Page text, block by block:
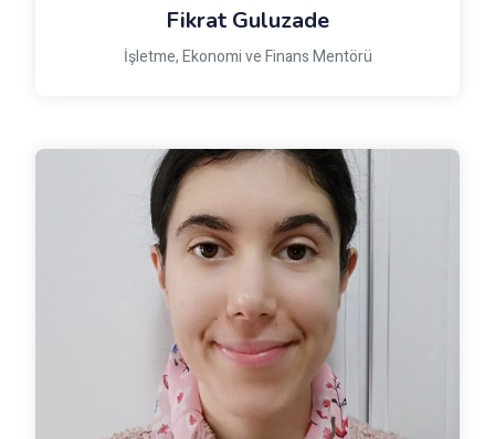
Fikrat Guluzade
İşletme, Ekonomi ve Finans Mentörü